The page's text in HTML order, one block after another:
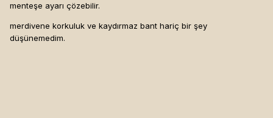
menteşe ayarı çözebilir.
merdivene korkuluk ve kaydırmaz bant hariç bir şey
düşünemedim.